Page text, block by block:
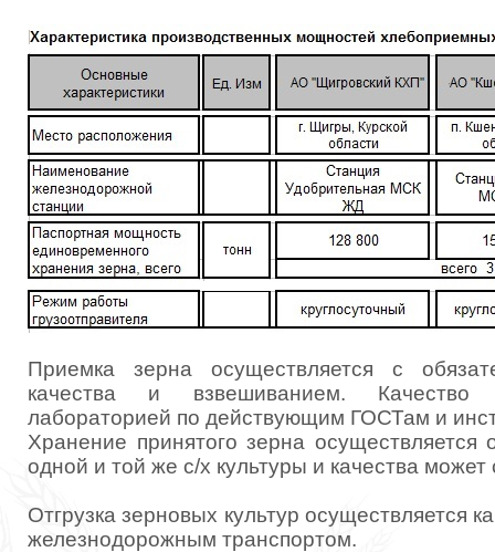
Приемка зерна осуществляется с
качества и взвешиванием. Качество
лабораторией по действующим ГОСТам и
Хранение принятого зерна осуществляется
одной и той же с/х культуры и качества
Отгрузка зерновых культур осуществляется
железнодорожным транспортом.